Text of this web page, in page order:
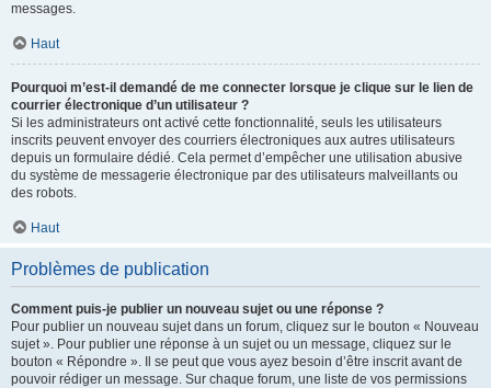
messages.
Haut
Pourquoi m’est-il demandé de me connecter lorsque je clique sur le lien de
courrier électronique d’un utilisateur ?
Si les administrateurs ont activé cette fonctionnalité, seuls les utilisateurs
inscrits peuvent envoyer des courriers électroniques aux autres utilisateurs
depuis un formulaire dédié. Cela permet d’empêcher une utilisation abusive
du système de messagerie électronique par des utilisateurs malveillants ou
des robots.
Haut
Problèmes de publication
Comment puis-je publier un nouveau sujet ou une réponse ?
Pour publier un nouveau sujet dans un forum, cliquez sur le bouton « Nouveau
sujet ». Pour publier une réponse à un sujet ou un message, cliquez sur le
bouton « Répondre ». Il se peut que vous ayez besoin d’être inscrit avant de
pouvoir rédiger un message. Sur chaque forum, une liste de vos permissions